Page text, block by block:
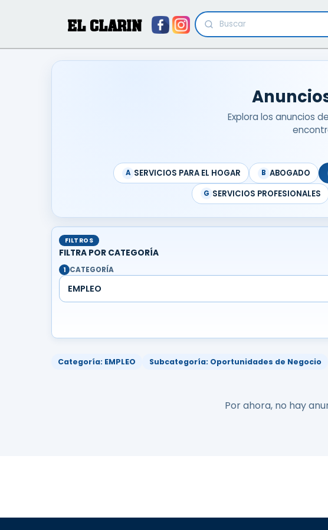
EL CLARIN
Explora los anuncios
A SERVICIOS PARA EL HOGAR B ABOGADO
G SERVICIOS PROFESIONALES
FILTROS
FILTRA POR CATEGORÍA
1 CATEGORÍA
EMPLEO
Categoría: EMPLEO Subcategoría: Oportunidades de Negocio
Por ahora, no hay